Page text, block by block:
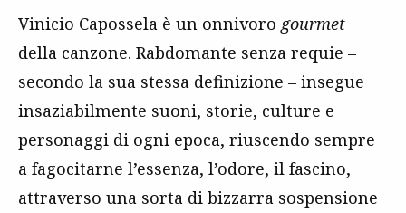
Vinicio Capossela è un onnivoro gourmet
della canzone. Rabdomante senza requie –
secondo la sua stessa definizione – insegue
insaziabilmente suoni, storie, culture e
personaggi di ogni epoca, riuscendo sempre
a fagocitarne l’essenza, l’odore, il fascino,
attraverso una sorta di bizzarra sospensione